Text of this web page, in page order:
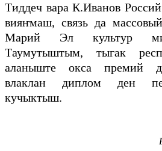
Тиддеч вара К.Иванов
вияҥмаш, связь да
Марий Эл культур
Таумутыштым, тыгак
аланыште окса премий
влаклан диплом ден
кучыктыш.